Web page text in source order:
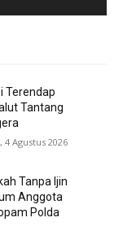
Terendap
Tantang
4 Agustus 2026
Tanpa Ijin
Anggota
Polda